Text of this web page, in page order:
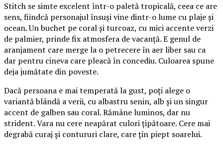
Stitch se simte excelent într-o paletă tropicală, ceea ce are
sens, fiindcă personajul însuși vine dintr-o lume cu plaje și
ocean. Un buchet pe coral și turcoaz, cu mici accente verzi
de palmier, prinde fix atmosfera de vacanță. E genul de
aranjament care merge la o petrecere în aer liber sau ca
dar pentru cineva care pleacă în concediu. Culoarea spune
deja jumătate din poveste.
Dacă persoana e mai temperată la gust, poți alege o
variantă blândă a verii, cu albastru senin, alb și un singur
accent de galben sau coral. Rămâne luminos, dar nu
strident. Vara nu cere neapărat culori țipătoare. Cere mai
degrabă curaj și contururi clare, care țin piept soarelui.